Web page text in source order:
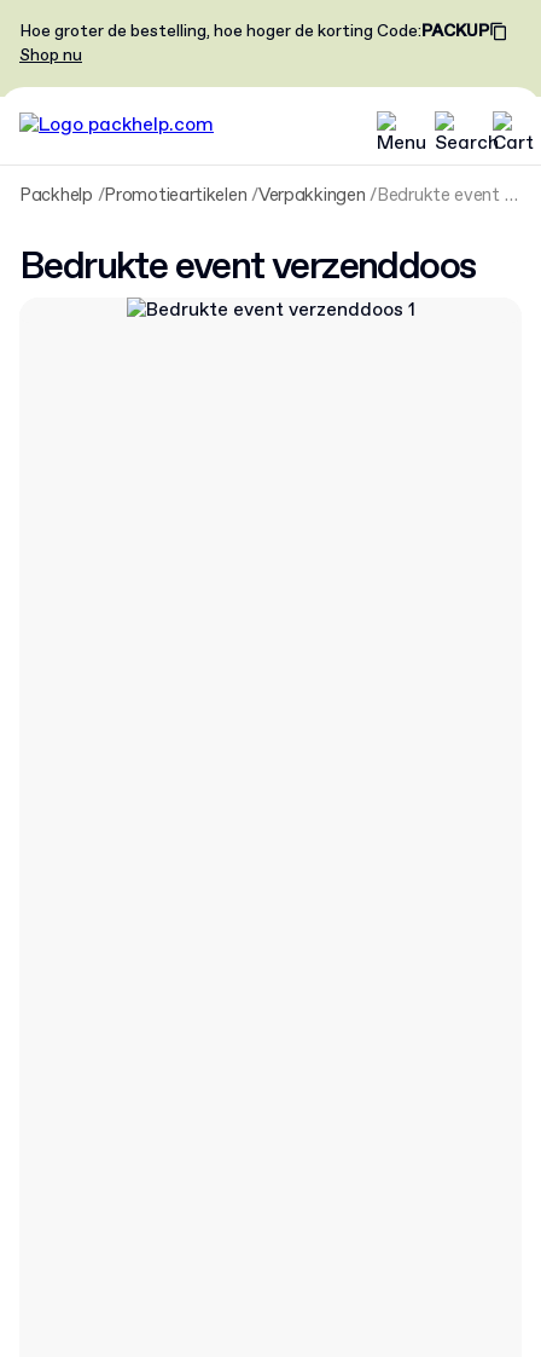
Hoe groter de bestelling, hoe hoger de korting Code:PACKUP
Shop nu
Packhelp Promotieartikelen Verpakkingen Bedrukte event verzenddoos
Bedrukte event verzenddoos